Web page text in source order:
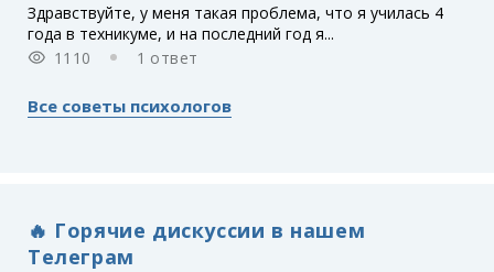
Здравствуйте, у меня такая проблема, что я училась 4
года в техникуме, и на последний год я...
1110
1 ответ
Все советы психологов
🔥 Горячие дискуссии в нашем
Телеграм